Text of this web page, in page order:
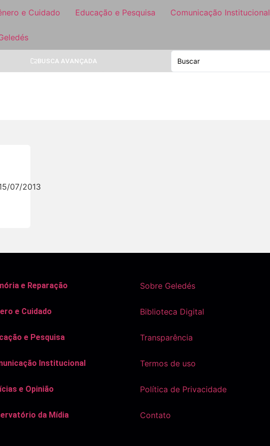
e Cuidado Educação e Pesquisa Comunicação Institucional
BUSCA AVANÇADA
07/2013
e Reparação
e Cuidado
e Pesquisa
Institucional
e Opinião
da Mídia
Sobre Geledés
Biblioteca Digital
Transparência
Termos de uso
Política de Privacidade
Contato